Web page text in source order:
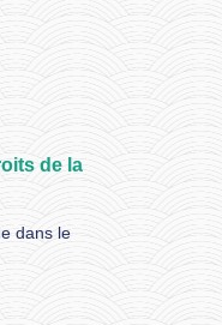
de la
dans le